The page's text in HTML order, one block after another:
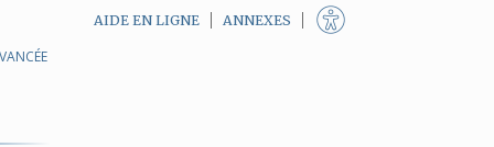
AIDE EN LIGNE ANNEXES